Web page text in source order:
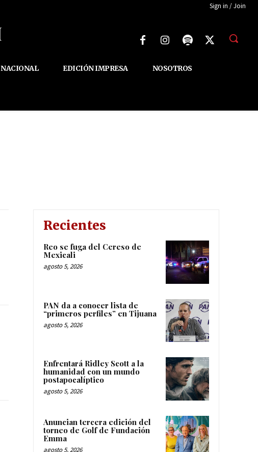
Sign in / Join
NACIONAL EDICIÓN IMPRESA NOSOTROS
Recientes
Reo se fuga del Cereso de
Mexicali
agosto 5, 2026
PAN da a conocer lista de
“primeros perfiles” en Tijuana
agosto 5, 2026
Enfrentará Ridley Scott a la
humanidad con un mundo
postapocalíptico
agosto 5, 2026
Anuncian tercera edición del
torneo de Golf de Fundación
Emma
agosto 5, 2026